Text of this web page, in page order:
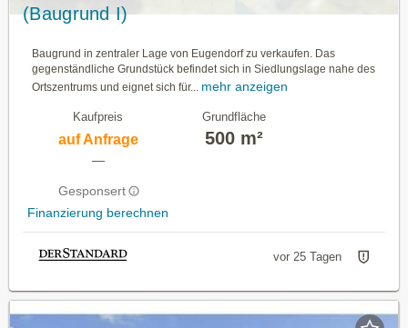
(Baugrund I)
Baugrund in zentraler Lage von Eugendorf zu verkaufen. Das
gegenständliche Grundstück befindet sich in Siedlungslage nahe des
Ortszentrums und eignet sich für...
mehr anzeigen
Kaufpreis
auf Anfrage
—
Gesponsert
Finanzierung berechnen
Grundfläche
500 m²
vor 25 Tagen